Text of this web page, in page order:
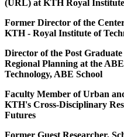
(URL) at KTHRoyal
Former Director of the
KTH - Royal Institute of
Director of the Post
Regional Planning at the
Technology, ABE School
Faculty Member of Urban
KTH's Cross-Disciplinary
Futures
Former Guest Researcher,